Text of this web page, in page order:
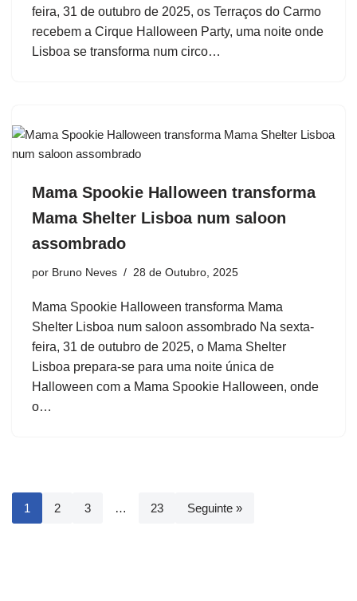
feira, 31 de outubro de 2025, os Terraços do Carmo
recebem a Cirque Halloween Party, uma noite onde
Lisboa se transforma num circo…
Mama Spookie Halloween transforma
Mama Shelter Lisboa num saloon
assombrado
por Bruno Neves 28 de Outubro, 2025
Mama Spookie Halloween transforma Mama
Shelter Lisboa num saloon assombrado Na sexta-
feira, 31 de outubro de 2025, o Mama Shelter
Lisboa prepara-se para uma noite única de
Halloween com a Mama Spookie Halloween, onde
o…
1 2 3 … 23 Seguinte »